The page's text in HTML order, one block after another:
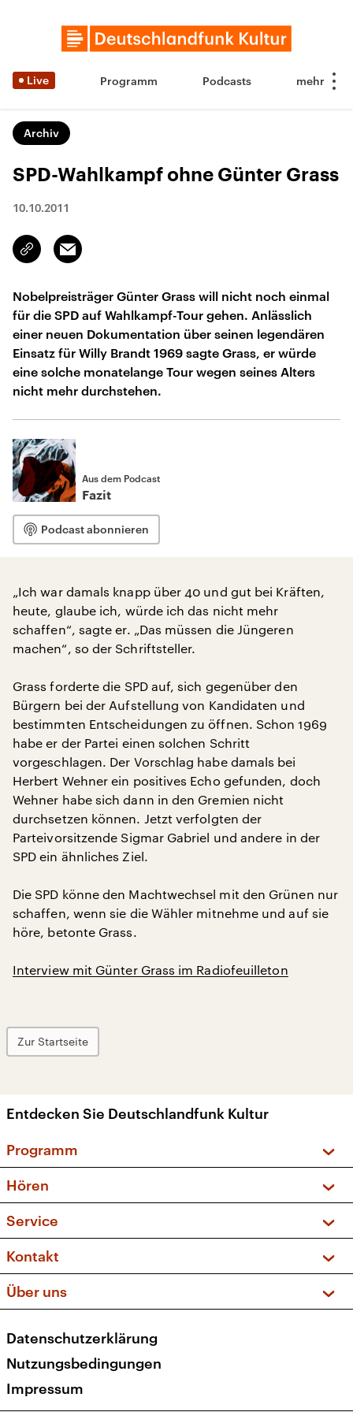
Live Programm Podcasts
Archiv
SPD-Wahlkampf ohne Günter Grass
10.10.2011
Link
kopieren/teilen
Email
Nobelpreisträger Günter Grass will nicht noch einmal
für die SPD auf Wahlkampf-Tour gehen. Anlässlich
einer neuen Dokumentation über seinen legendären
Einsatz für Willy Brandt 1969 sagte Grass, er würde
eine solche monatelange Tour wegen seines Alters
nicht mehr durchstehen.
Aus dem Podcast
Fazit
Podcast abonnieren
„Ich war damals knapp über 40 und gut bei Kräften,
heute, glaube ich, würde ich das nicht mehr
schaffen“, sagte er. „Das müssen die Jüngeren
machen“, so der Schriftsteller.
Grass forderte die SPD auf, sich gegenüber den
Bürgern bei der Aufstellung von Kandidaten und
bestimmten Entscheidungen zu öffnen. Schon 1969
habe er der Partei einen solchen Schritt
vorgeschlagen. Der Vorschlag habe damals bei
Herbert Wehner ein positives Echo gefunden, doch
Wehner habe sich dann in den Gremien nicht
durchsetzen können. Jetzt verfolgten der
Parteivorsitzende Sigmar Gabriel und andere in der
SPD ein ähnliches Ziel.
Die SPD könne den Machtwechsel mit den Grünen nur
schaffen, wenn sie die Wähler mitnehme und auf sie
höre, betonte Grass.
Interview mit Günter Grass im Radiofeuilleton
Zur Startseite
Entdecken Sie Deutschlandfunk Kultur
Programm
Sendungen und Podcasts
Musikliste
Kakadu – Das Kinderprogramm
Hören
Frequenzen (UKW + DAB+)
Service
FAQ
Apps
Newsletter
Veranstaltungen
Kontakt
Social Media
Über uns
Presse
Karriere
Transparenz
Datenschutzerklärung
Nutzungsbedingungen
Impressum